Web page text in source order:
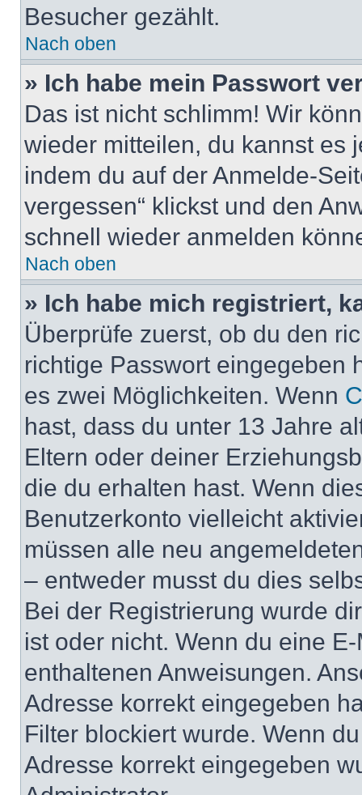
Besucher gezählt.
Nach oben
» Ich habe mein Passwort
Das ist nicht schlimm! Wir
wieder mitteilen, du kannst es
indem du auf der Anmelde-
vergessen“ klickst und den
schnell wieder anmelden
Nach oben
» Ich habe mich registriert,
Überprüfe zuerst, ob du den
richtige Passwort eingegeben
es zwei Möglichkeiten. Wenn
hast, dass du unter 13 Jahre
Eltern oder deiner
die du erhalten hast. Wenn
Benutzerkonto vielleicht
müssen alle neu
– entweder musst du dies
Bei der Registrierung wurde
ist oder nicht. Wenn du eine
enthaltenen Anweisungen.
Adresse korrekt eingegeben
Filter blockiert wurde. Wenn
Adresse korrekt eingegeben